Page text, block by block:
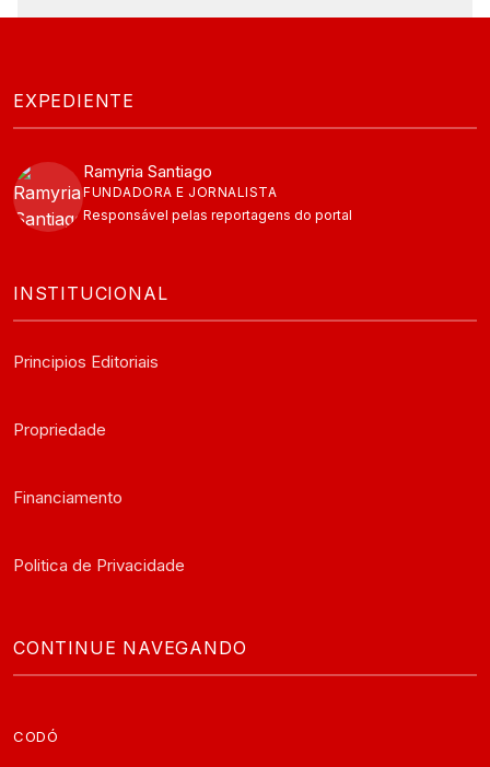
EXPEDIENTE
Ramyria Santiago
FUNDADORA E JORNALISTA
Responsável pelas reportagens do portal
INSTITUCIONAL
Principios Editoriais
Propriedade
Financiamento
Politica de Privacidade
CONTINUE NAVEGANDO
CODÓ